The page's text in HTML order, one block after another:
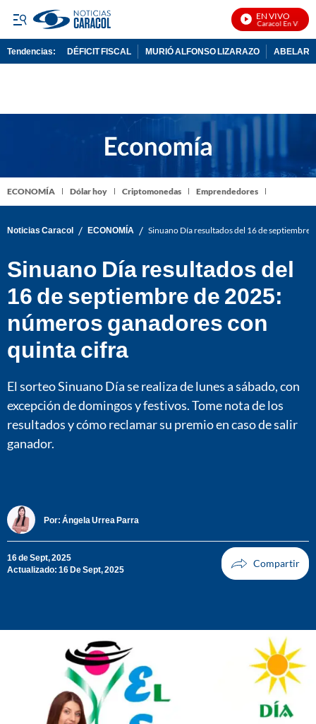
EN VIVO
Noticias Caracol En Vivo
Tendencias: DÉFICIT FISCAL MURIÓ ALFONSO LIZARAZO
ECONOMÍA Dólar hoy Criptomonedas Emprendedores
Noticias Caracol / ECONOMÍA / Sinuano Día resultados del 16 de
Sinuano Día resultados del
16 de septiembre de 2025:
números ganadores con
quinta cifra
El sorteo Sinuano Día se realiza de lunes a sábado, con
excepción de domingos y festivos. Tome nota de los
resultados y cómo reclamar su premio en caso de salir
ganador.
Por: Ángela Urrea Parra
16 de Sept, 2025
Actualizado: 16 De Sept, 2025